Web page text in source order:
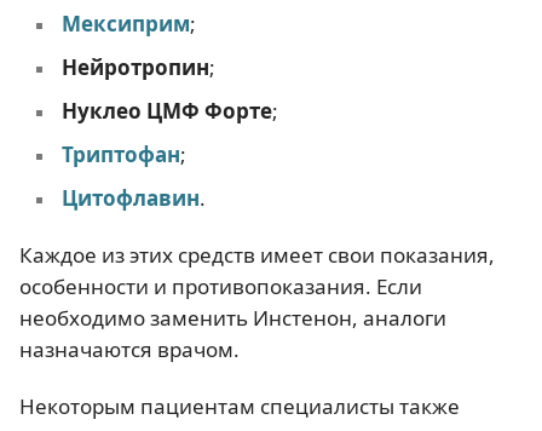
Мексиприм;
Нейротропин;
Нуклео ЦМФ Форте;
Триптофан;
Цитофлавин.
Каждое из этих средств имеет свои показания,
особенности и противопоказания. Если
необходимо заменить Инстенон, аналоги
назначаются врачом.
Некоторым пациентам специалисты также